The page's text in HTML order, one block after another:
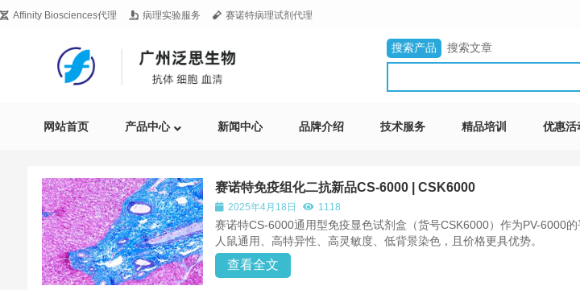
Affinity Biosciences代理 病理实验服务 赛诺特病理试剂代理
搜索产品 搜索文章
网站首页 产品中心 新闻中心 品牌介绍 技术服务 精品培训 优惠活
赛诺特免疫组化二抗新品CS-6000 | CSK6000
2025年4月18日 1118
赛诺特CS-6000通用型免疫显色试剂盒（货号CSK6000）作为PV-6000
人鼠通用、高特异性、高灵敏度、低背景染色，且价格更具优势。
查看全文